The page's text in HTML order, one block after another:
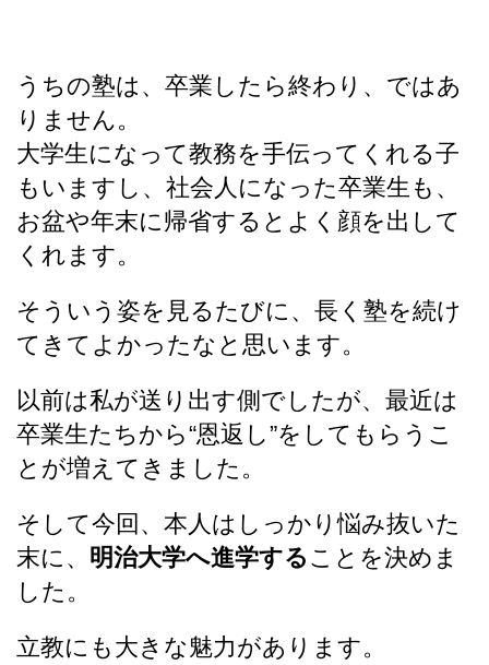
うちの塾は、卒業したら終わり、ではあ
りません。
大学生になって教務を手伝ってくれる子
もいますし、社会人になった卒業生も、
お盆や年末に帰省するとよく顔を出して
くれます。
そういう姿を見るたびに、長く塾を続け
てきてよかったなと思います。
以前は私が送り出す側でしたが、最近は
卒業生たちから“恩返し”をしてもらうこ
とが増えてきました。
そして今回、本人はしっかり悩み抜いた
末に、 明治大学へ進学する ことを決めま
した。
立教にも大きな魅力があります。